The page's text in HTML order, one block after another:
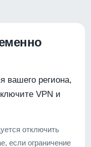
вашего региона,
VPN и
отключить
если ограничение